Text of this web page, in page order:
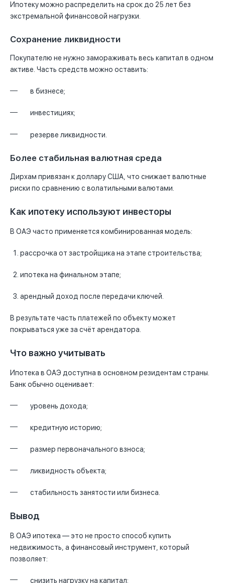
Ипотеку можно распределить на срок до 25 лет без
экстремальной финансовой нагрузки.
Сохранение ликвидности
Покупателю не нужно замораживать весь капитал в одном
активе. Часть средств можно оставить:
в бизнесе;
инвестициях;
резерве ликвидности.
Более стабильная валютная среда
Дирхам привязан к доллару США, что снижает валютные
риски по сравнению с волатильными валютами.
Как ипотеку используют инвесторы
В ОАЭ часто применяется комбинированная модель:
рассрочка от застройщика на этапе строительства;
ипотека на финальном этапе;
арендный доход после передачи ключей.
В результате часть платежей по объекту может
покрываться уже за счёт арендатора.
Что важно учитывать
Ипотека в ОАЭ доступна в основном резидентам страны.
Банк обычно оценивает:
уровень дохода;
кредитную историю;
размер первоначального взноса;
ликвидность объекта;
стабильность занятости или бизнеса.
Вывод
В ОАЭ ипотека — это не просто способ купить
недвижимость, а финансовый инструмент, который
позволяет:
снизить нагрузку на капитал;